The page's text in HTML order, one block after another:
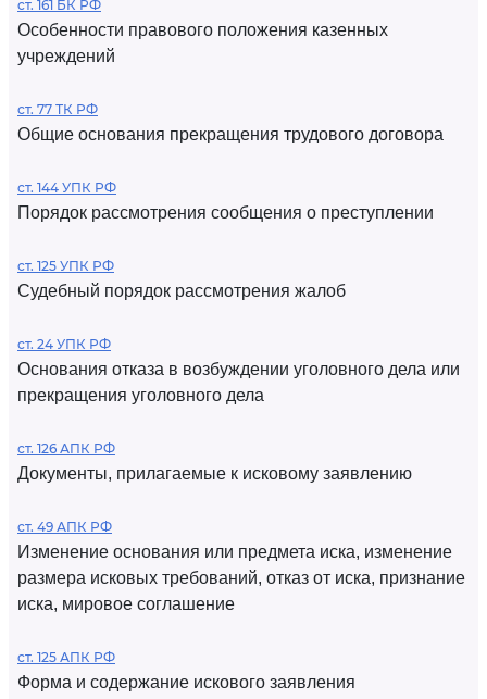
ст. 161 БК РФ
Особенности правового положения казенных
учреждений
ст. 77 ТК РФ
Общие основания прекращения трудового договора
ст. 144 УПК РФ
Порядок рассмотрения сообщения о преступлении
ст. 125 УПК РФ
Судебный порядок рассмотрения жалоб
ст. 24 УПК РФ
Основания отказа в возбуждении уголовного дела или
прекращения уголовного дела
ст. 126 АПК РФ
Документы, прилагаемые к исковому заявлению
ст. 49 АПК РФ
Изменение основания или предмета иска, изменение
размера исковых требований, отказ от иска, признание
иска, мировое соглашение
ст. 125 АПК РФ
Форма и содержание искового заявления